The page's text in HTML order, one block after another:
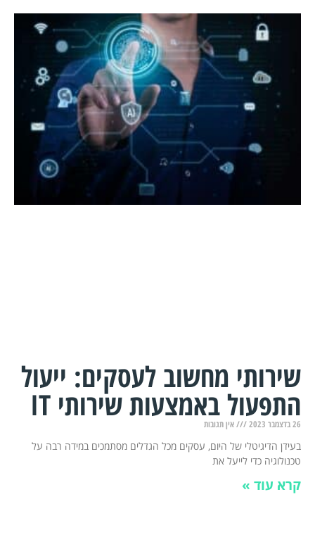
שירותי מחשוב לעסקים: ייעול
התפעול באמצעות שירותי IT
26 בדצמבר 2023 אין תגובות
בעידן הדיגיטלי של היום, עסקים מכל הגדלים מסתמכים במידה רבה על
טכנולוגיה כדי לייעל את
קרא עוד »